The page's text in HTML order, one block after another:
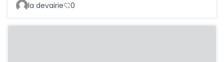
la devairie
0